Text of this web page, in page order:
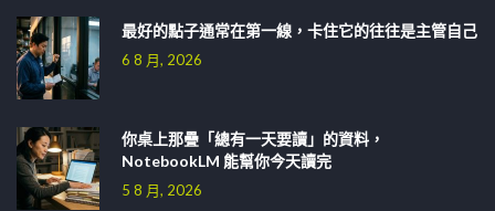
最好的點子通常在第一線，卡住它的往往是主管自己
6 8 月, 2026
你桌上那疊「總有一天要讀」的資料，
NotebookLM 能幫你今天讀完
5 8 月, 2026